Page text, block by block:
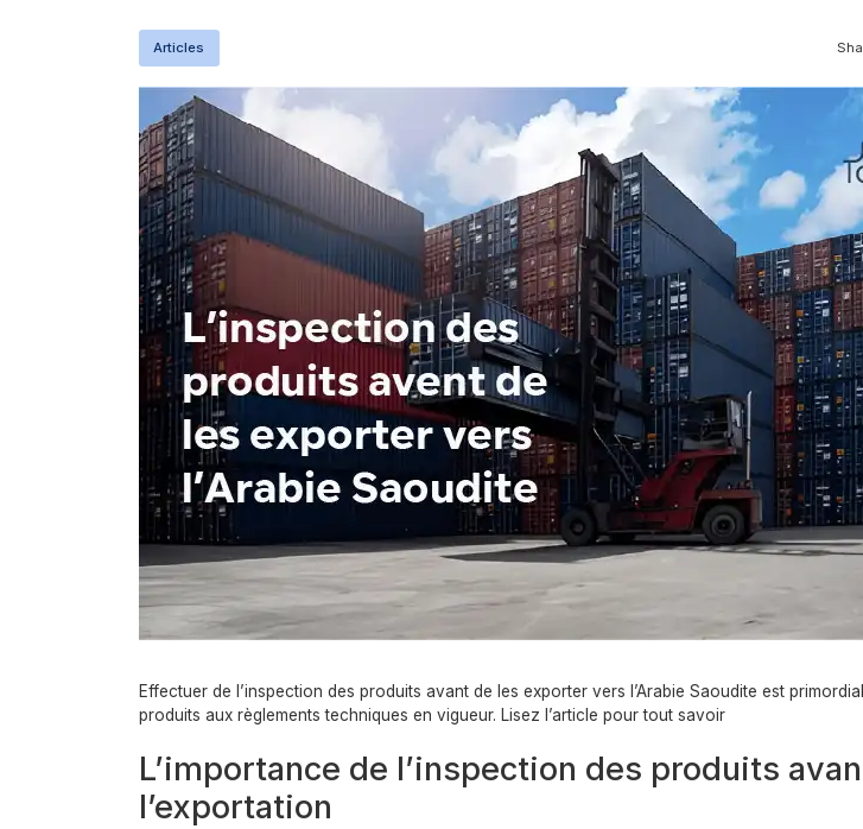
Articles
Effectuer de l’inspection des produits avant de les exporter vers l’Arabie Saoudite est
produits aux règlements techniques en vigueur. Lisez l’article pour tout savoir
L’importance de l’inspection des produits
l’exportation